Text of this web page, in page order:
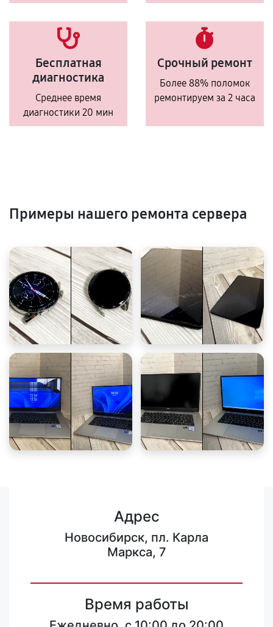
Бесплатная
диагностика
Среднее время
диагностики 20 мин
Срочный ремонт
Более 88% поломок
ремонтируем за 2 часа
Примеры нашего ремонта сервера
Адрес
Новосибирск, пл. Карла
Маркса, 7
Время работы